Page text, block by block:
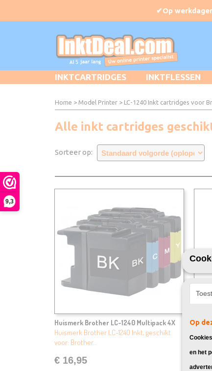
9,3
INKTCARTRIDGES INKTFLESSEN
Home > Model Printer > LC-1240 Inkt cartridges voor
Alle inkt cartridges
Sorteer op:
Huismerk Brother LC-1240 Multipack 4X
Huismerk Brother LC-1240 Inkt, geschikt
voor: Brother…
€ 16,95
voor:
Op
en het